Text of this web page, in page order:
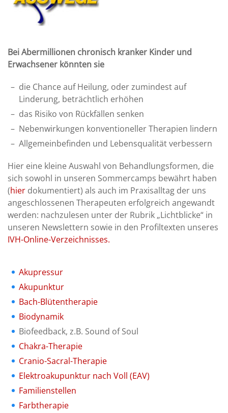
Bei Abermillionen chronisch kranker Kinder und
Erwachsener könnten sie
die Chance auf Heilung, oder zumindest auf
Linderung, beträchtlich erhöhen
das Risiko von Rückfällen senken
Nebenwirkungen konventioneller Therapien lindern
Allgemeinbefinden und Lebensqualität verbessern
Hier eine kleine Auswahl von Behandlungsformen, die
sich sowohl in unseren Sommercamps bewährt haben
(hier dokumentiert) als auch im Praxisalltag der uns
angeschlossenen Therapeuten erfolgreich angewandt
werden: nachzulesen unter der Rubrik „Lichtblicke“ in
unseren Newslettern sowie in den Profiltexten unseres
IVH-Online-Verzeichnisses.
Akupressur
Akupunktur
Bach-Blütentherapie
Biodynamik
Biofeedback, z.B. Sound of Soul
Chakra-Therapie
Cranio-Sacral-Therapie
Elektroakupunktur nach Voll (EAV)
Familienstellen
Farbtherapie